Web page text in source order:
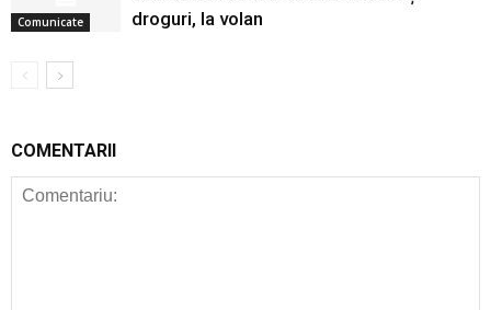
Comunicate
droguri, la volan
COMENTARII